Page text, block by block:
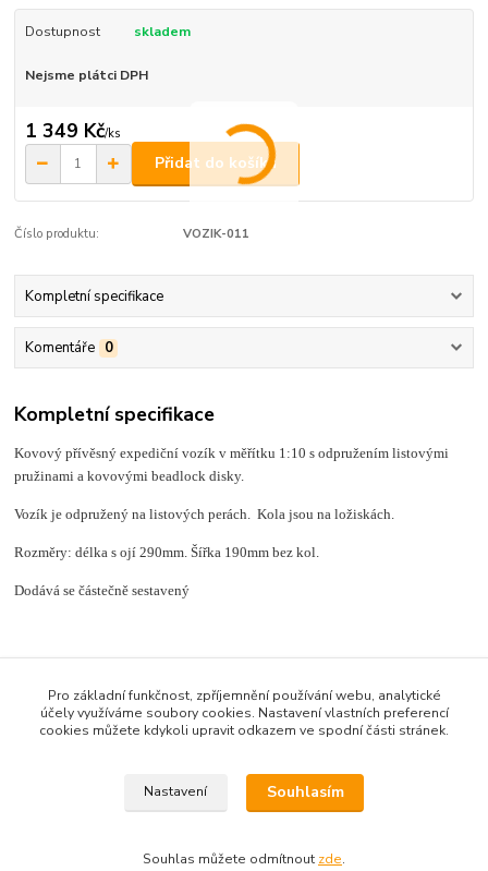
Dostupnost skladem
Nejsme plátci DPH
1 349 Kč/ks
Přidat do košíku
Číslo produktu: VOZIK-011
Kompletní specifikace
Komentáře 0
Kompletní specifikace
Kovový přívěsný expediční vozík v měřítku 1:10 s odpružením listovými
pružinami a kovovými beadlock disky.
Vozík je odpružený na listových perách. Kola jsou na ložiskách.
Rozměry: délka s ojí 290mm. Šířka 190mm bez kol.
Dodává se částečně sestavený
Zboží zařazeno v kategoriích
Expediční vozíky
Pro základní funkčnost, zpříjemnění používání webu, analytické
účely využíváme soubory cookies. Nastavení vlastních preferencí
cookies můžete kdykoli upravit odkazem ve spodní části stránek.
Nastavení Souhlasím
Souhlas můžete odmítnout zde.